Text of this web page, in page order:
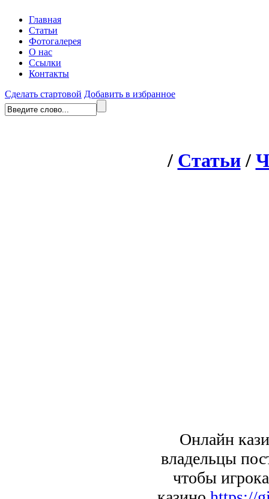
Главная
Статьи
Фотогалерея
О нас
Ссылки
Контакты
Сделать стартовой Добавить в избранное
/ Статьи/
Онлайн
владельцы
чтобы